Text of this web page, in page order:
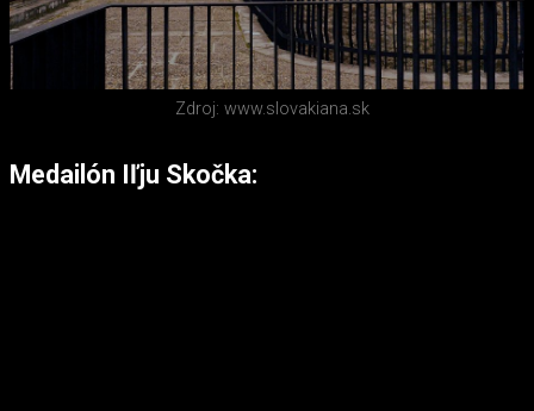
Zdroj: www.slovakiana.sk
Medailón Iľju Skočka: